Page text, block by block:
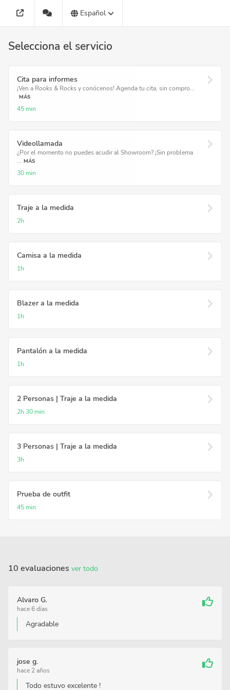
Español
Selecciona el servicio
Cita para informes
¡Ven a Rooks & Rocks y conócenos! Agenda tu cita, sin compro...
MÁS
45 min
Videollamada
¿Por el momento no puedes acudir al Showroom? ¡Sin problema
... MÁS
30 min
Traje a la medida
2h
Camisa a la medida
1h
Blazer a la medida
1h
Pantalón a la medida
1h
2 Personas | Traje a la medida
2h 30 min
3 Personas | Traje a la medida
3h
Prueba de outfit
45 min
10 evaluaciones ver todo
Alvaro G.
hace 6 días
Agradable
jose g.
hace 2 años
Todo estuvo excelente !